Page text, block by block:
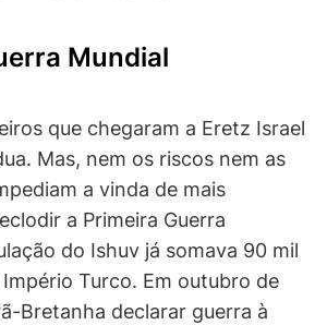
Mundial
que chegaram a Eretz Israel
Mas, nem os riscos nem as
a vinda de mais
a Primeira Guerra
do Ishuv já somava 90 mil
Turco. Em outubro de
Bretanha declarar guerra à